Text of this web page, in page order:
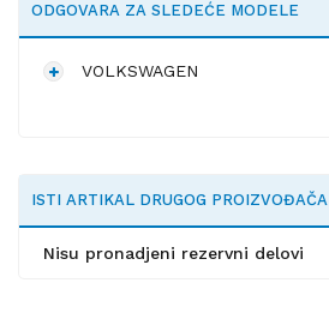
ODGOVARA ZA SLEDEĆE MODELE
VOLKSWAGEN
ISTI ARTIKAL DRUGOG PROIZVOĐAČA
Nisu pronadjeni rezervni delovi